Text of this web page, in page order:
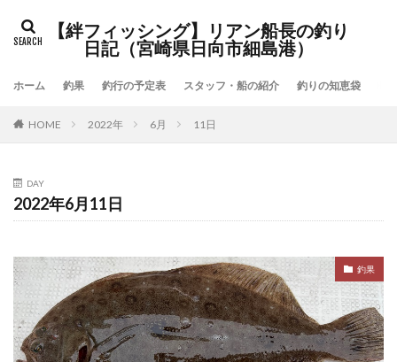
【絆フィッシング】リアン船長の釣り
日記（宮崎県日向市細島港）
ホーム 釣果 釣行の予定表 スタッフ・船の紹介 釣りの知恵袋
HOME 2022年 6月 11日
DAY
2022年6月11日
釣果
検索